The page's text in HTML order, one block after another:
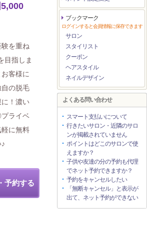
を重ね
目指しま
客様に
の脱毛
！濃い
ライベ
に無料
予約する
ブックマーク
ログインすると会員情報に保存できます
サロン
スタイリスト
クーポン
ヘアスタイル
ネイルデザイン
よくある問い合わせ
スマート支払いについて
行きたいサロン・近隣のサロ
ンが掲載されていません
ポイントはどこのサロンで使
えますか？
子供や友達の分の予約も代理
でネット予約できますか？
予約をキャンセルしたい
「無断キャンセル」と表示が
出て、ネット予約ができない